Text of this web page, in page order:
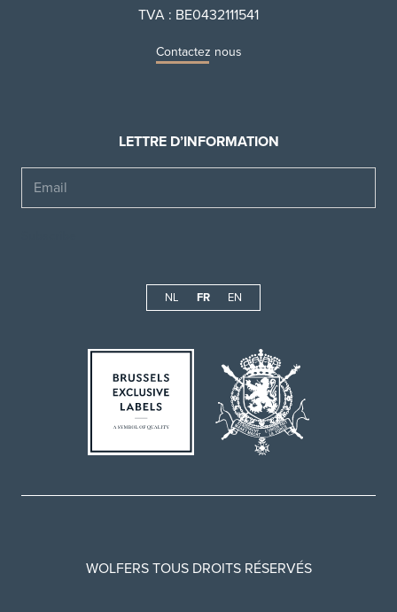
TVA : BE0432111541
Contactez nous
LETTRE D’INFORMATION
NL FR EN
WOLFERS TOUS DROITS RÉSERVÉS